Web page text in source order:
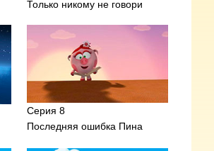
Только никому не говори
Серия 8
Последняя ошибка Пина